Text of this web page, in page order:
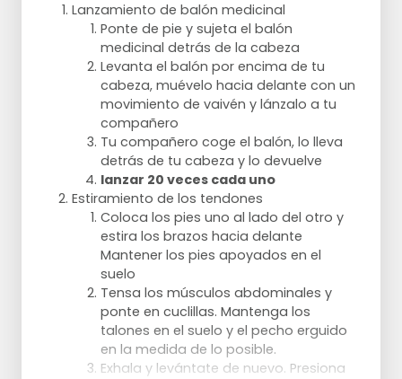
Correr por parejas sobre todos los palos y
esprintar hasta el final del campo
Realiza movimientos laterales entre los
palos de izquierda a derecha y de derecha
a izquierda, y luego corre hacia el final del
campo
Lo mismo, pero al revés
Hacia adelante en la fila de palos impares y
hacia atrás en la fila de palos pares
Lanzamiento de balón medicinal
Ponte de pie y sujeta el balón
medicinal detrás de la cabeza
Levanta el balón por encima de tu
cabeza, muévelo hacia delante con un
movimiento de vaivén y lánzalo a tu
compañero
Tu compañero coge el balón, lo lleva
detrás de tu cabeza y lo devuelve
lanzar 20 veces cada uno
Estiramiento de los tendones
Coloca los pies uno al lado del otro y
estira los brazos hacia delante
Mantener los pies apoyados en el
suelo
Tensa los músculos abdominales y
ponte en cuclillas. Mantenga los
talones en el suelo y el pecho erguido
en la medida de lo posible.
Exhala y levántate de nuevo. Presiona